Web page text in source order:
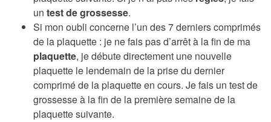
un test de grossesse.
Si mon oubli concerne l’un des 7 derniers comprimés
de la plaquette : je ne fais pas d’arrêt à la fin de ma
plaquette, je débute directement une nouvelle
plaquette le lendemain de la prise du dernier
comprimé de la plaquette en cours. Je fais un test de
grossesse à la fin de la première semaine de la
plaquette suivante.